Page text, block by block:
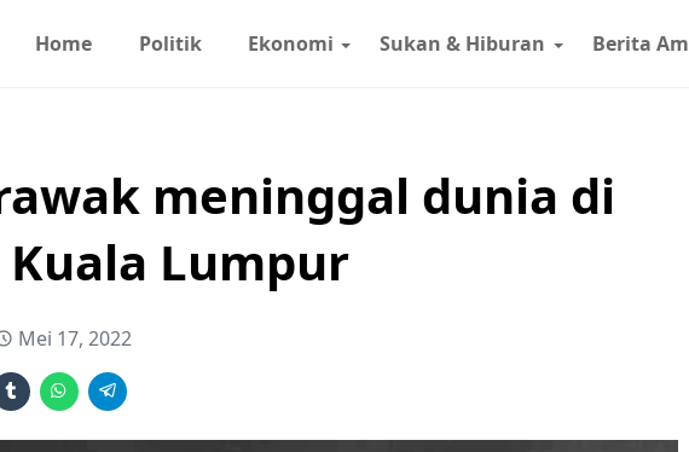
Home Politik Ekonomi Sukan & Hiburan Berita Am
meninggal dunia di
Lumpur
Mei 17, 2022